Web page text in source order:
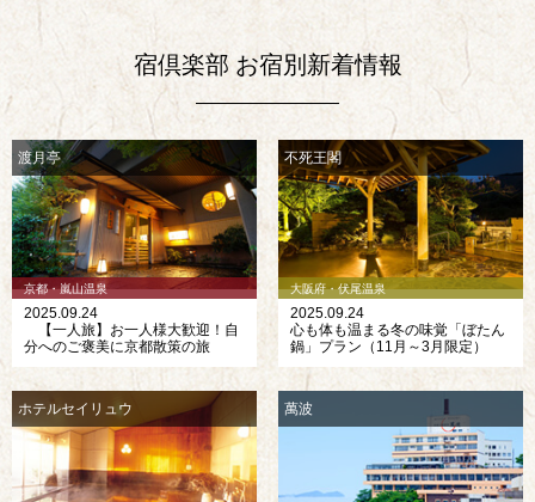
宿倶楽部 お宿別新着情報
渡月亭
京都・嵐山温泉
2025.09.24
【一人旅】お一人様大歓迎！自
分へのご褒美に京都散策の旅
不死王閣
大阪府・伏尾温泉
2025.09.24
心も体も温まる冬の味覚「ぼたん
鍋」プラン（11月～3月限定）
ホテルセイリュウ 萬波